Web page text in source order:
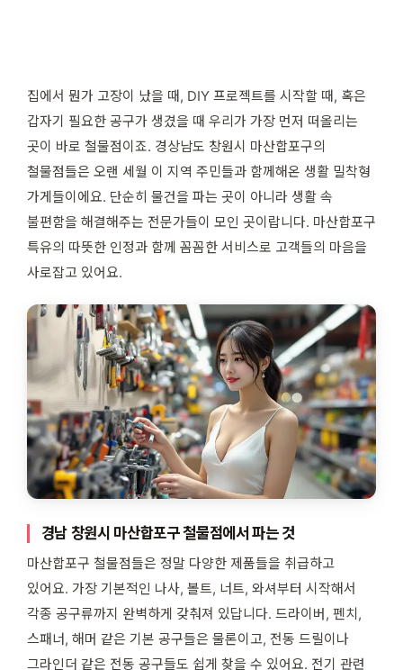
집에서 뭔가 고장이 났을 때, DIY 프로젝트를 시작할 때, 혹은
갑자기 필요한 공구가 생겼을 때 우리가 가장 먼저 떠올리는
곳이 바로 철물점이죠. 경상남도 창원시 마산합포구의
철물점들은 오랜 세월 이 지역 주민들과 함께해온 생활 밀착형
가게들이에요. 단순히 물건을 파는 곳이 아니라 생활 속
불편함을 해결해주는 전문가들이 모인 곳이랍니다. 마산합포구
특유의 따뜻한 인정과 함께 꼼꼼한 서비스로 고객들의 마음을
사로잡고 있어요.
경남 창원시 마산합포구 철물점에서 파는 것
마산합포구 철물점들은 정말 다양한 제품들을 취급하고
있어요. 가장 기본적인 나사, 볼트, 너트, 와셔부터 시작해서
각종 공구류까지 완벽하게 갖춰져 있답니다. 드라이버, 펜치,
스패너, 해머 같은 기본 공구들은 물론이고, 전동 드릴이나
그라인더 같은 전동 공구들도 쉽게 찾을 수 있어요. 전기 관련